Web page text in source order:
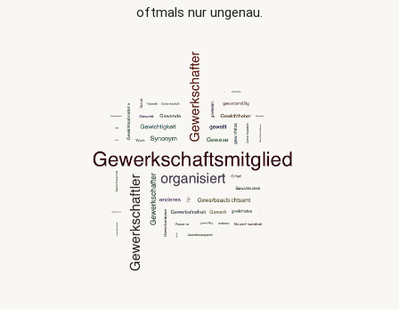
oftmals nur ungenau.